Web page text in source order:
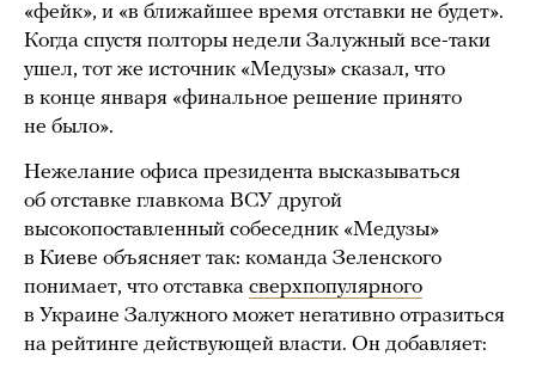
«фейк», и «в ближайшее время отставки не будет».
Когда спустя полторы недели Залужный все-таки
ушел, тот же источник «Медузы» сказал, что
в конце января «финальное решение принято
не было».
Нежелание офиса президента высказываться
об отставке главкома ВСУ другой
высокопоставленный собеседник «Медузы»
в Киеве объясняет так: команда Зеленского
понимает, что отставка сверхпопулярного
в Украине Залужного может негативно отразиться
на рейтинге действующей власти. Он добавляет: